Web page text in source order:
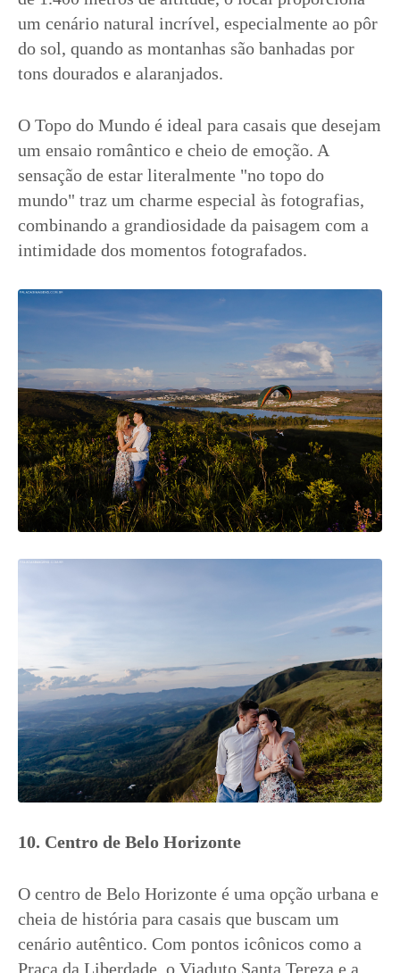
um cenário natural incrível, especialmente ao pôr
do sol, quando as montanhas são banhadas por
tons dourados e alaranjados.
O Topo do Mundo é ideal para casais que desejam
um ensaio romântico e cheio de emoção. A
sensação de estar literalmente "no topo do
mundo" traz um charme especial às fotografias,
combinando a grandiosidade da paisagem com a
intimidade dos momentos fotografados.
10. Centro de Belo Horizonte
O centro de Belo Horizonte é uma opção urbana e
cheia de história para casais que buscam um
cenário autêntico. Com pontos icônicos como a
Praça da Liberdade, o Viaduto Santa Tereza e a